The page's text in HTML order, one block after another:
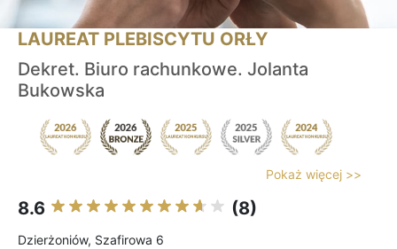
LAUREAT PLEBISCYTU ORŁY
Dekret. Biuro rachunkowe. Jolanta
Bukowska
Pokaż więcej >>
8.6 (8)
Dzierżoniów, Szafirowa 6